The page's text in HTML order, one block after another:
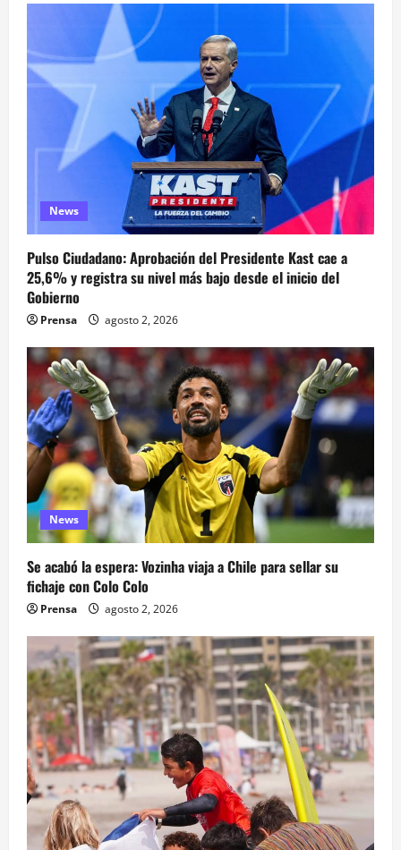
News
Pulso Ciudadano: Aprobación del Presidente Kast cae a
25,6% y registra su nivel más bajo desde el inicio del
Gobierno
Prensa agosto 2, 2026
News
Se acabó la espera: Vozinha viaja a Chile para sellar su
fichaje con Colo Colo
Prensa agosto 2, 2026